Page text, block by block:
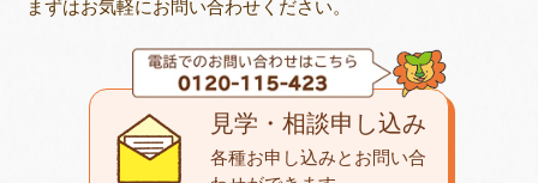
まずはお気軽にお問い合わせください。
見学・相談申し込み
各種お申し込みとお問い合